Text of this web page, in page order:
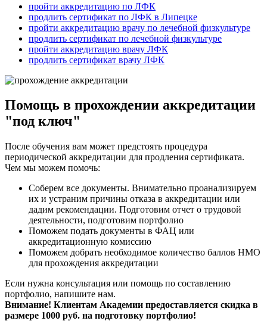
пройти аккредитацию по ЛФК
продлить сертификат по ЛФК в Липецке
пройти аккредитацию врачу по лечебной физкультуре
продлить сертификат по лечебной физкультуре
пройти аккредитацию врачу ЛФК
продлить сертификат врачу ЛФК
Помощь в прохождении аккредитации
"под ключ"
После обучения вам может предстоять процедура
периодической аккредитации для продления сертификата.
Чем мы можем помочь:
Соберем все документы. Внимательно проанализируем
их и устраним причины отказа в аккредитации или
дадим рекомендации. Подготовим отчет о трудовой
деятельности, подготовим портфолио
Поможем подать документы в ФАЦ или
аккредитационную комиссию
Поможем добрать необходимое количество баллов НМО
для прохождения аккредитации
Если нужна консультация или помощь по составлению
портфолио, напишите нам.
Внимание! Клиентам Академии предоставляется скидка в
размере 1000 руб. на подготовку портфолио!